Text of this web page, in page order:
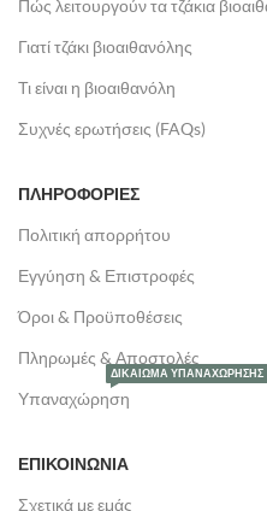
Πώς λειτουργούν τα τζάκια
Γιατί τζάκι βιοαιθανόλης
Τι είναι η βιοαιθανόλη
Συχνές ερωτήσεις (FAQs)
ΠΛΗΡΟΦΟΡΙΕΣ
Πολιτική απορρήτου
Εγγύηση & Επιστροφές
Όροι & Προϋποθέσεις
Πληρωμές & Αποστολές
Υπαναχώρηση
ΔΙΚΑΊΩΜΑ ΥΠΑΝΑΧΏΡΗΣΗΣ
ΕΠΙΚΟΙΝΩΝΙΑ
Σχετικά με εμάς